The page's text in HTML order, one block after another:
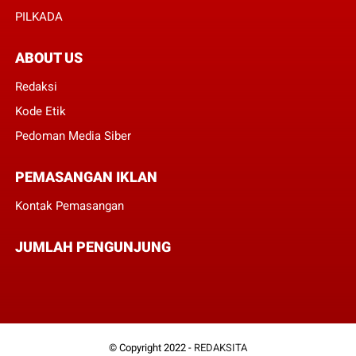
PILKADA
ABOUT US
Redaksi
Kode Etik
Pedoman Media Siber
PEMASANGAN IKLAN
Kontak Pemasangan
JUMLAH PENGUNJUNG
© Copyright 2022 - REDAKSITA